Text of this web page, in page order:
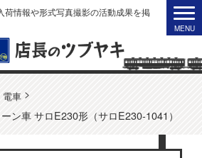
荷情報や形式写真撮影の活動成果を掲
電車 >
ン車 サロE230形（サロE230-1041）